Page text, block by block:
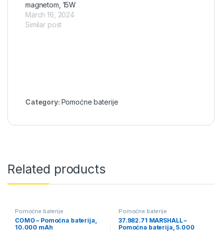
magnetom, 15W
March 16, 2024
Similar post
Category: Pomoćne baterije
Related products
Pomoćne baterije
COMO – Pomoćna baterija,
10.000 mAh
Pomoćne baterije
37.982.71 MARSHALL –
Pomoćna baterija, 5.000